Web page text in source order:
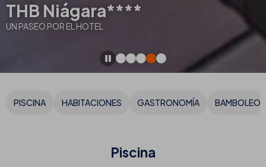
THB Niágara****
UN PASEO POR EL HOTEL
PISCINA HABITACIONES GASTRONOMÍA BAMBOLEO
Piscina